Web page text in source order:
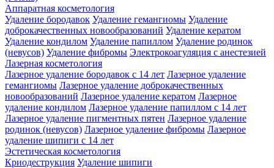
Аппаратная косметология
Удаление бородавок Удаление гемангиомы Удаление
доброкачественных новообразований Удаление кератом
Удаление кондилом Удаление папиллом Удаление родинок
(невусов) Удаление фибромы Электрокоагуляция с анестезией
Лазерная косметология
Лазерное удаление бородавок с 14 лет Лазерное удаление
гемангиомы Лазерное удаление доброкачественных
новообразований Лазерное удаление кератом Лазерное
удаление кондилом Лазерное удаление папиллом с 14 лет
Лазерное удаление пигментных пятен Лазерное удаление
родинок (невусов) Лазерное удаление фибромы Лазерное
удаление шипиги с 14 лет
Эстетическая косметология
Криодеструкция Удаление шипиги